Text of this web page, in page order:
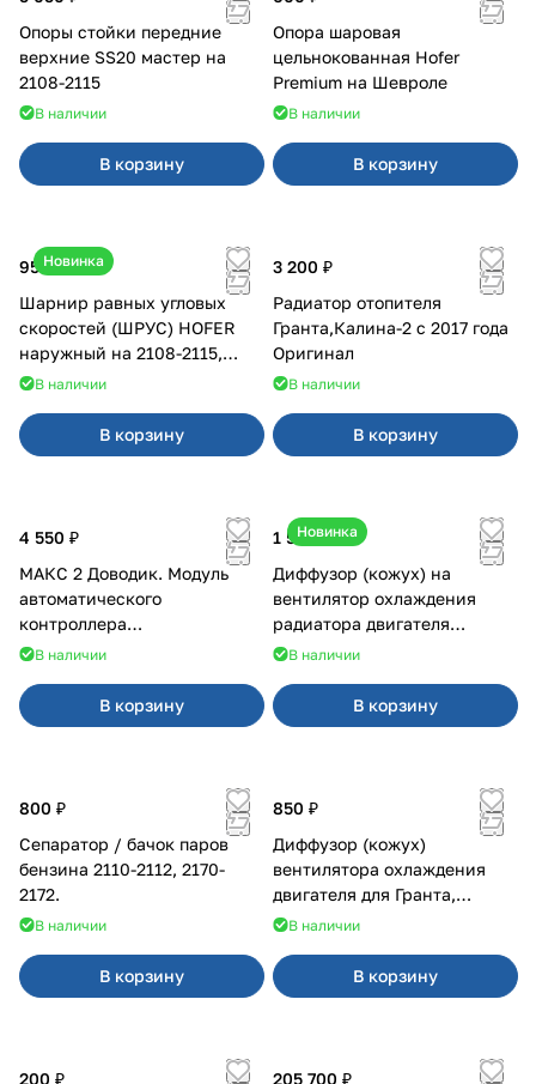
Опоры стойки передние
верхние SS20 мастер на
2108-2115
В наличии
В корзину
Опора шаровая
цельнокованная Hofer
Premium на Шевроле
В наличии
В корзину
Новинка
950 ₽
Шарнир равных угловых
скоростей (ШРУС) HOFER
наружный на 2108-2115,
2110-2112
В наличии
В корзину
3 200 ₽
Радиатор отопителя
Гранта,Калина-2 с 2017 года
Оригинал
В наличии
В корзину
4 550 ₽
МАКС 2 Доводик. Модуль
автоматического
контроллера
стеклоподъемников для
В наличии
В корзину
Новинка
1 500 ₽
Диффузор (кожух) на
вентилятор охлаждения
радиатора двигателя
Приора 2170 Panasonic
В наличии
В корзину
800 ₽
Сепаратор / бачок паров
бензина 2110-2112, 2170-
2172.
В наличии
В корзину
850 ₽
Диффузор (кожух)
вентилятора охлаждения
двигателя для Гранта,
Калина-2, Датсун нового
В наличии
В корзину
200 ₽
205 700 ₽